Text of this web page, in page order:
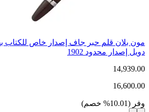
مون بلان قلم حبر جاف إصدار خاص للكتاب
دويل إصدار محدود 1902
14,939.00
16,600.00
وفر (
10.01
% خصم)